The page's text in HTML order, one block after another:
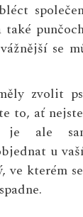
se
zvolit
to, ať
je ale
u
ve kterém